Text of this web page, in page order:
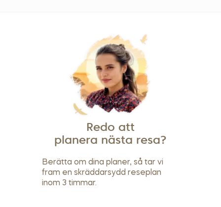
Redo att
planera nästa resa?
Berätta om dina planer, så tar vi
fram en skräddarsydd reseplan
inom 3 timmar.